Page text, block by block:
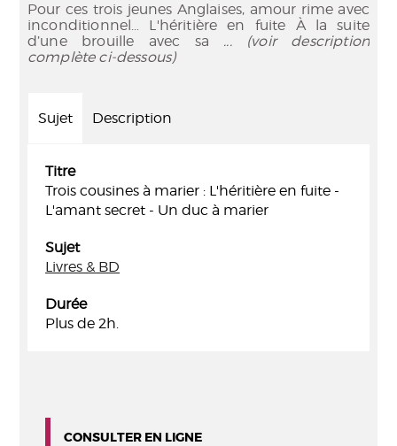
Pour ces trois jeunes Anglaises, amour rime avec
inconditionnel… L'héritière en fuite À la suite
d’une brouille avec sa ... (voir description
complète ci-dessous)
Sujet Description
Titre
Trois cousines à marier : L'héritière en fuite -
L'amant secret - Un duc à marier
Sujet
Livres & BD
Durée
Plus de 2h.
CONSULTER EN LIGNE